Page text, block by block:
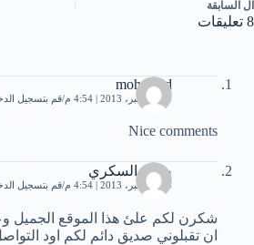
ال السابقة
8 تعليقات
mohamed
10 ديسمبر، 2013 | 4:54 م قم بتسجيل
Nice comments
صباح السكري
14 ديسمبر، 2013 | 4:54 م قم بتسجيل
شكرن لكم علئ هذا الموقع الجميل
ان تقبلوني صديق دائم لكم اود